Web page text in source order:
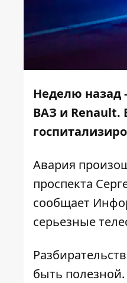
Неделю назад
ВАЗ и Renault.
Авария
проспекта
сообщает
серьезные
быть